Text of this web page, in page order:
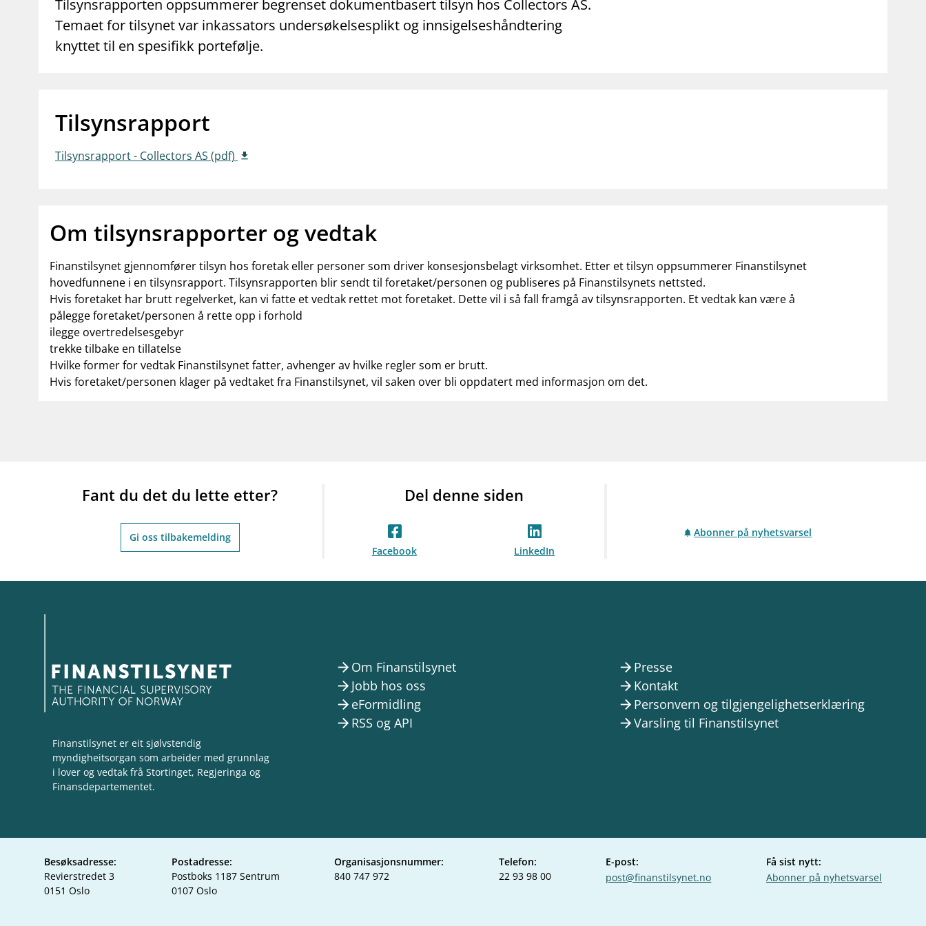
Forbrukerinformasjon Om Finanstilsynet Kontakt oss Jobb hos oss Informasjon for investorer
Tilsynsrapporten oppsummerer begrenset dokumentbasert tilsyn hos Collectors AS.
Temaet for tilsynet var inkassators undersøkelsesplikt og innsigelseshåndtering
knyttet til en spesifikk portefølje.
Tilsynsrapport
Tilsynsrapport - Collectors AS (pdf)
Om tilsynsrapporter og vedtak
Finanstilsynet gjennomfører tilsyn hos foretak eller personer som driver konsesjonsbelagt virksomhet. Etter et tilsyn oppsummerer Finanstilsynet
hovedfunnene i en tilsynsrapport. Tilsynsrapporten blir sendt til foretaket/personen og publiseres på Finanstilsynets nettsted.
Hvis foretaket har brutt regelverket, kan vi fatte et vedtak rettet mot foretaket. Dette vil i så fall framgå av tilsynsrapporten. Et vedtak kan være å
pålegge foretaket/personen å rette opp i forhold
ilegge overtredelsesgebyr
trekke tilbake en tillatelse
Hvilke former for vedtak Finanstilsynet fatter, avhenger av hvilke regler som er brutt.
Hvis foretaket/personen klager på vedtaket fra Finanstilsynet, vil saken over bli oppdatert med informasjon om det.
Fant du det du lette etter?
Gi oss tilbakemelding
Del denne siden
Facebook LinkedIn
Abonner på nyhetsvarsel
Finanstilsynet er eit sjølvstendig
myndigheitsorgan som arbeider med grunnlag
i lover og vedtak frå Stortinget, Regjeringa og
Finansdepartementet.
arrow_forward Om Finanstilsynet arrow_forward Presse
arrow_forward Jobb hos oss arrow_forward Kontakt
arrow_forward eFormidling arrow_forward Personvern og tilgjengelighetserklæring
arrow_forward RSS og API arrow_forwardVarsling til Finanstilsynet
Besøksadresse:
Revierstredet 3
0151 Oslo
Postadresse:
Postboks 1187 Sentrum
0107 Oslo
Organisasjonsnummer:
840 747 972
Telefon:
22 93 98 00
E-post:
post@finanstilsynet.no
Få sist nytt:
Abonner på nyhetsvarsel